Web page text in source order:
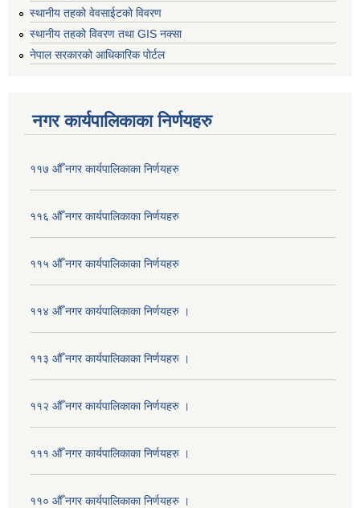
स्थानीय तहको वेवसाईटको विवरण
स्थानीय तहको विवरण तथा GIS नक्सा
नेपाल सरकारको आधिकारिक पोर्टल
नगर कार्यपालिकाका निर्णयहरु
११७ औँ नगर कार्यपालिकाका निर्णयहरु
११६ औँ नगर कार्यपालिकाका निर्णयहरु
११५ औँ नगर कार्यपालिकाका निर्णयहरु
११४ औँ नगर कार्यपालिकाका निर्णयहरु ।
११३ औँ नगर कार्यपालिकाका निर्णयहरु ।
११२ औँ नगर कार्यपालिकाका निर्णयहरु ।
१११ औँ नगर कार्यपालिकाका निर्णयहरु ।
११० औँ नगर कार्यपालिकाका निर्णयहरु ।